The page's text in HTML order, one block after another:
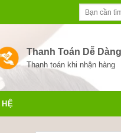
kiếm:
Thanh Toán Dễ Dàng
Thanh toán khi nhận hàng
HỆ